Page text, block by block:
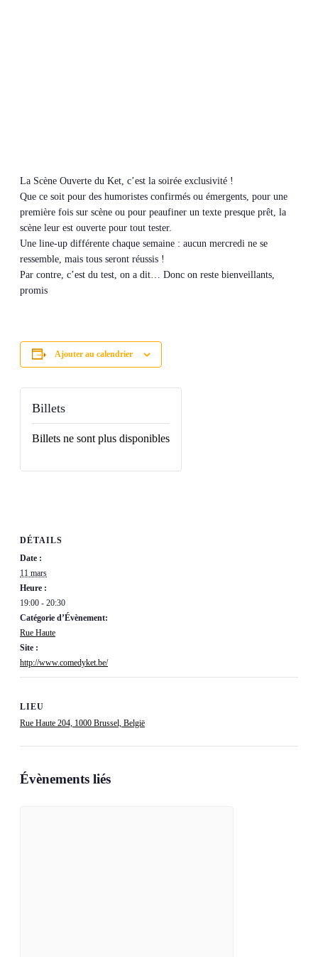
La Scène Ouverte du Ket, c’est la soirée exclusivité !
Que ce soit pour des humoristes confirmés ou émergents, pour une
première fois sur scène ou pour peaufiner un texte presque prêt, la
scène leur est ouverte pour tout tester.
Une line-up différente chaque semaine : aucun mercredi ne se
ressemble, mais tous seront réussis !
Par contre, c’est du test, on a dit… Donc on reste bienveillants,
promis
Ajouter au calendrier
DÉTAILS
Date :
11 mars
Heure :
19:00 - 20:30
Catégorie d’Évènement:
Rue Haute
Site :
http://www.comedyket.be/
LIEU
Rue Haute 204, 1000 Brussel, België
Billets
Billets ne sont plus disponibles
Évènements liés